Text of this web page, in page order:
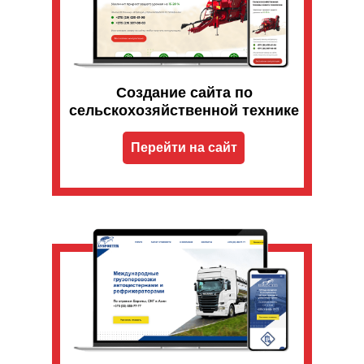
Создание сайта по
сельскохозяйственной технике
Перейти на сайт